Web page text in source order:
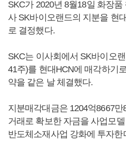
SKC가 2020년 8월18일 화장
사 SK바이오랜드의 지분을 현
로 결정했다.
SKC는 이사회에서 SK바이오
41주)를 현대HCN에 매각하기
약을 같은 날 체결했다.
지분매각대금은 1204억8667만
거래로 확보한 자금을 사업모
반도체소재사업 강화에 투자한